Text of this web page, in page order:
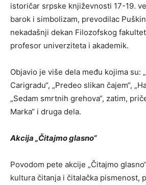
istoričar srpske književnosti 17-19.
barok i simbolizam, prevodilac
nekadašnji dekan Filozofskog
profesor univerziteta i akademik.
Objavio je više dela među kojima su:
Carigradu“, „Predeo slikan čajem“,
„Sedam smrtnih grehova“, zatim,
Marka“ i druga dela.
Akcija „Čitajmo glasno“
Povodom pete akcije „Čitajmo
kultura čitanja i čitalačka pismenost,